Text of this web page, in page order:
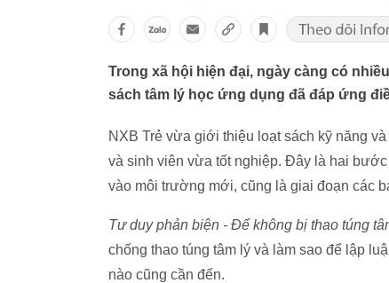
Trong xã hội hiện đại, ngày càng có
sách tâm lý học ứng dụng đã đáp ứng
NXB Trẻ vừa giới thiệu loạt sách kỹ năng
và sinh viên vừa tốt nghiệp. Đây là hai
vào môi trường mới, cũng là giai đoạn các
Tư duy phản biện - Để không bị thao túng
chống thao túng tâm lý và làm sao để lập
nào cũng cần đến.